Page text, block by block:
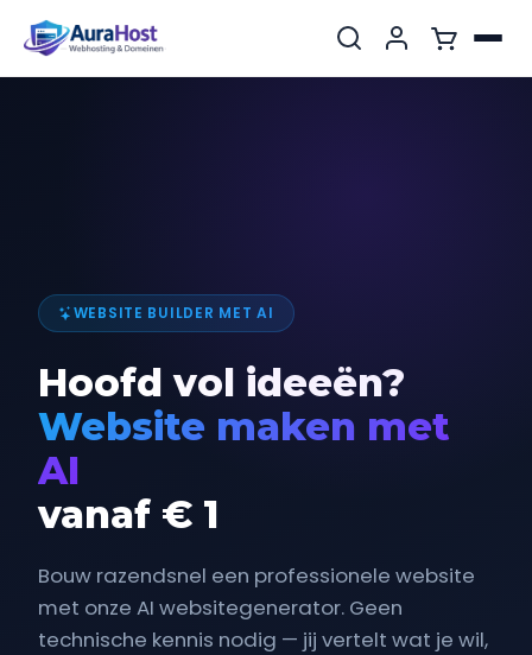
WEBSITE BUILDER MET AI
Hoofd vol ideeën?
Website maken met
AI
vanaf € 1
Bouw razendsnel een professionele website
met onze AI websitegenerator. Geen
technische kennis nodig — jij vertelt wat je wil,